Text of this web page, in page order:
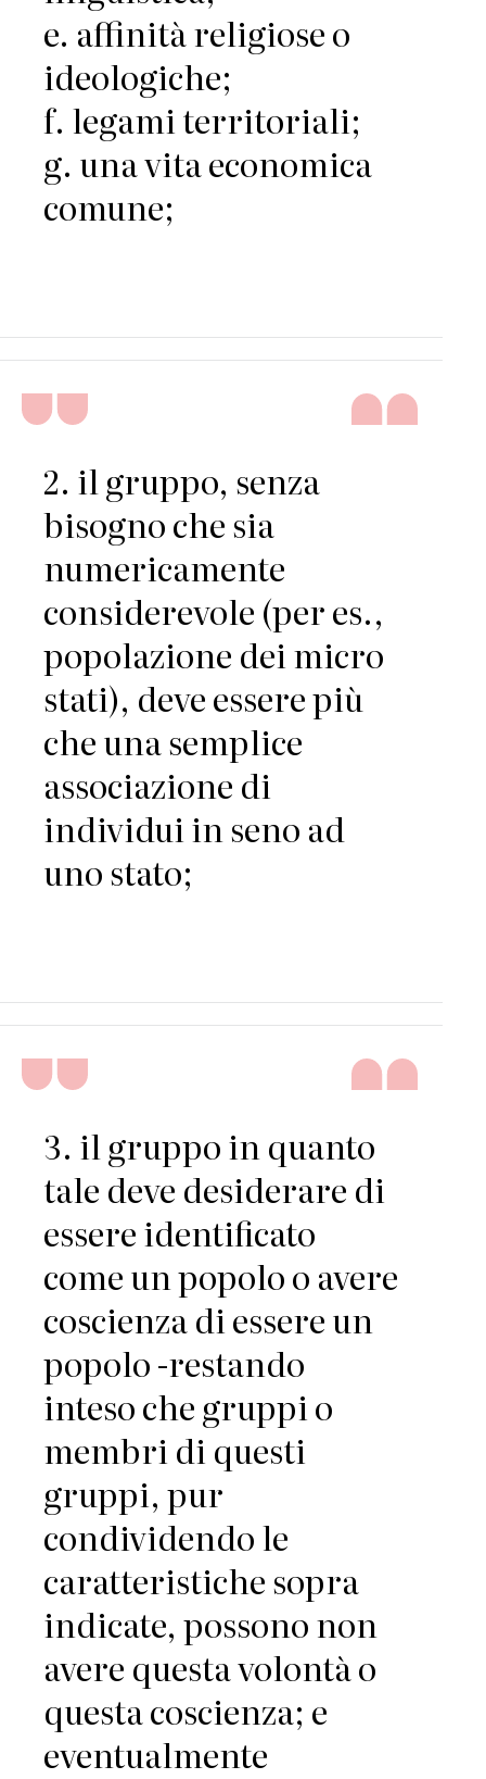
e. affinità religiose o
ideologiche;
f. legami territoriali;
g. una vita economica
comune;
2. il gruppo, senza
bisogno che sia
numericamente
considerevole (per es.,
popolazione dei micro
stati), deve essere più
che una semplice
associazione di
individui in seno ad
uno stato;
3. il gruppo in quanto
tale deve desiderare di
essere identificato
come un popolo o avere
coscienza di essere un
popolo -restando
inteso che gruppi o
membri di questi
gruppi, pur
condividendo le
caratteristiche sopra
indicate, possono non
avere questa volontà o
questa coscienza; e
eventualmente